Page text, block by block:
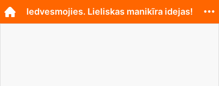
Iedvesmojies. Lieliskas manikīra idejas!